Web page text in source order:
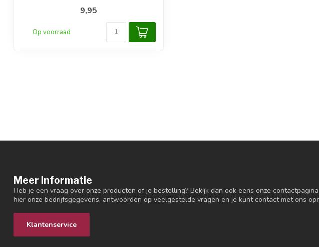
9,95
Op voorraad
Meer informatie
Heb je een vraag over onze producten of je bestelling? Bekijk dan ook eens onze
hier onze bedrijfsgegevens, antwoorden op veelgestelde vragen en je kunt contact met ons
Klantenservice